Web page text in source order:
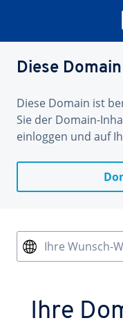
Diese
Diese Domain ist
Sie der Domain-
einloggen und auf
Ihre Wunsch-
Ihre